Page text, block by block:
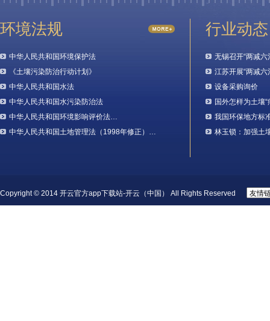
环境法规
中华人民共和国环境保护法
《土壤污染防治行动计划》
中华人民共和国水法
中华人民共和国水污染防治法
中华人民共和国环境影响评价法…
中华人民共和国土地管理法（1998年修正）…
行业动态
无锡召开“两减
江苏开展“两减
设备采购询价
国外怎样为土壤“
我国环保地方标
林玉锁：加强土
Copyright © 2014 开云官方app下载站-开云（中国） All Rights Reserved